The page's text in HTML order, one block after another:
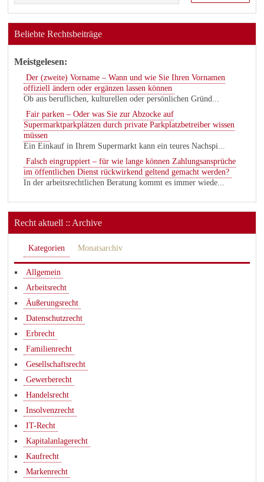
Beliebte Rechtsbeiträge
Meistgelesen:
Der (zweite) Vorname – Wann und wie Sie Ihren Vornamen
offiziell ändern oder ergänzen lassen können
Ob aus beruflichen, kulturellen oder persönlichen Gründ...
Fair parken – Oder was Sie zur Abzocke auf
Supermarktparkplätzen durch private Parkplatzbetreiber wissen
müssen
Ein Einkauf in Ihrem Supermarkt kann ein teures Nachspi...
Falsch eingruppiert – für wie lange können Zahlungsansprüche
im öffentlichen Dienst rückwirkend geltend gemacht werden?
In der arbeitsrechtlichen Beratung kommt es immer wiede...
Recht aktuell :: Archive
Kategorien Monatsarchiv
Allgemein
Arbeitsrecht
Äußerungsrecht
Datenschutzrecht
Erbrecht
Familienrecht
Gesellschaftsrecht
Gewerberecht
Handelsrecht
Insolvenzrecht
IT-Recht
Kapitalanlagerecht
Kaufrecht
Markenrecht